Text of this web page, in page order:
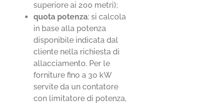
superiore ai 200 metri);
quota potenza: si calcola
in base alla potenza
disponibile indicata dal
cliente nella richiesta di
allacciamento. Per le
forniture fino a 30 kW
servite da un contatore
con limitatore di potenza,